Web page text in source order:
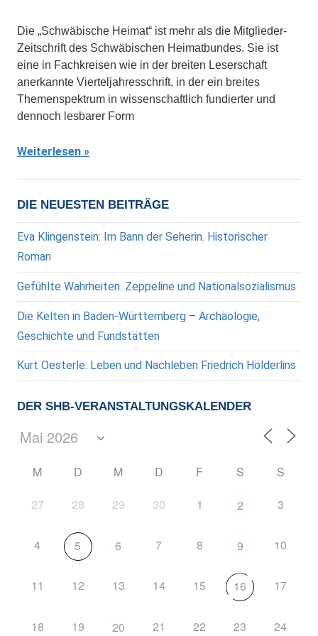
Die „Schwäbische Heimat“ ist mehr als die Mitglieder-
Zeitschrift des Schwäbischen Heimatbundes. Sie ist
eine in Fachkreisen wie in der breiten Leserschaft
anerkannte Vierteljahresschrift, in der ein breites
Themenspektrum in wissenschaftlich fundierter und
dennoch lesbarer Form
Weiterlesen
DIE NEUESTEN BEITRÄGE
Eva Klingenstein: Im Bann der Seherin. Historischer
Roman
Gefühlte Wahrheiten. Zeppeline und Nationalsozialismus
Die Kelten in Baden-Württemberg – Archäologie,
Geschichte und Fundstätten
Kurt Oesterle: Leben und Nachleben Friedrich Hölderlins
DER SHB-VERANSTALTUNGSKALENDER
M D M D F S S
27 28 29 30 1 2 3
4 5 6 7 8 9 10
11 12 13 14 15 16 17
18 19 20 21 22 23 24